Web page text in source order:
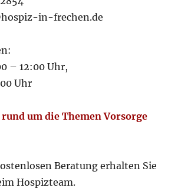
in-frechen.de
– 12:00 Uhr,
Uhr
um die Themen Vorsorge
Beratung erhalten Sie
Hospizteam.